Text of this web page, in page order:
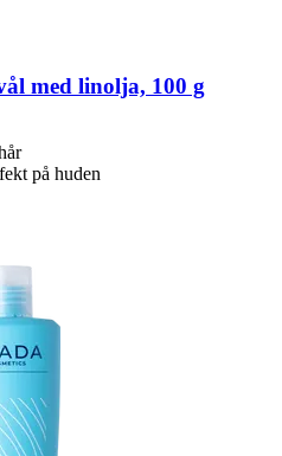
med linolja, 100 g
på huden